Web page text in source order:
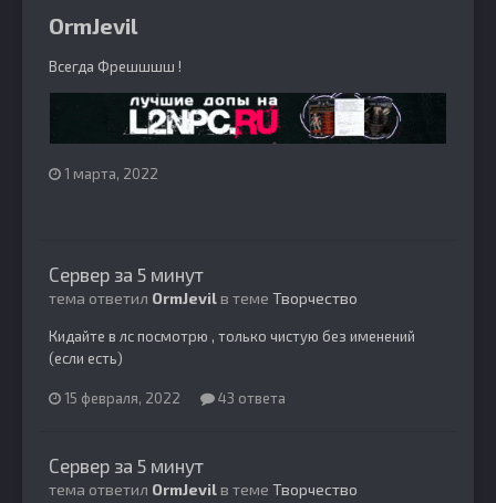
OrmJevil
Всегда Фрешшшш !
1 марта, 2022
Сервер за 5 минут
тема ответил OrmJevilв теме Творчество
Кидайте в лс посмотрю , только чистую без именений
(если есть)
15 февраля, 2022 43 ответа
Сервер за 5 минут
тема ответил OrmJevilв теме Творчество